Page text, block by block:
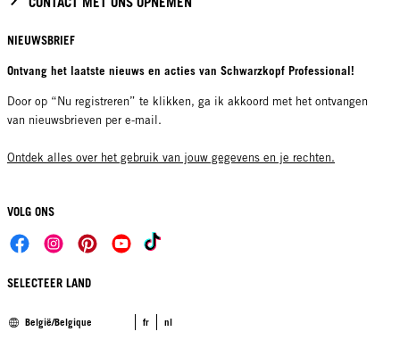
NIEUWSBRIEF
Ontvang het laatste nieuws en acties van Schwarzkopf Professional!
Door op “Nu registreren” te klikken, ga ik akkoord met het ontvangen
van nieuwsbrieven per e-mail.
Ontdek alles over het gebruik van jouw gegevens en je rechten.
VOLG ONS
SELECTEER LAND
België/Belgique fr nl